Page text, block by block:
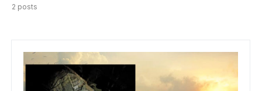
2 posts